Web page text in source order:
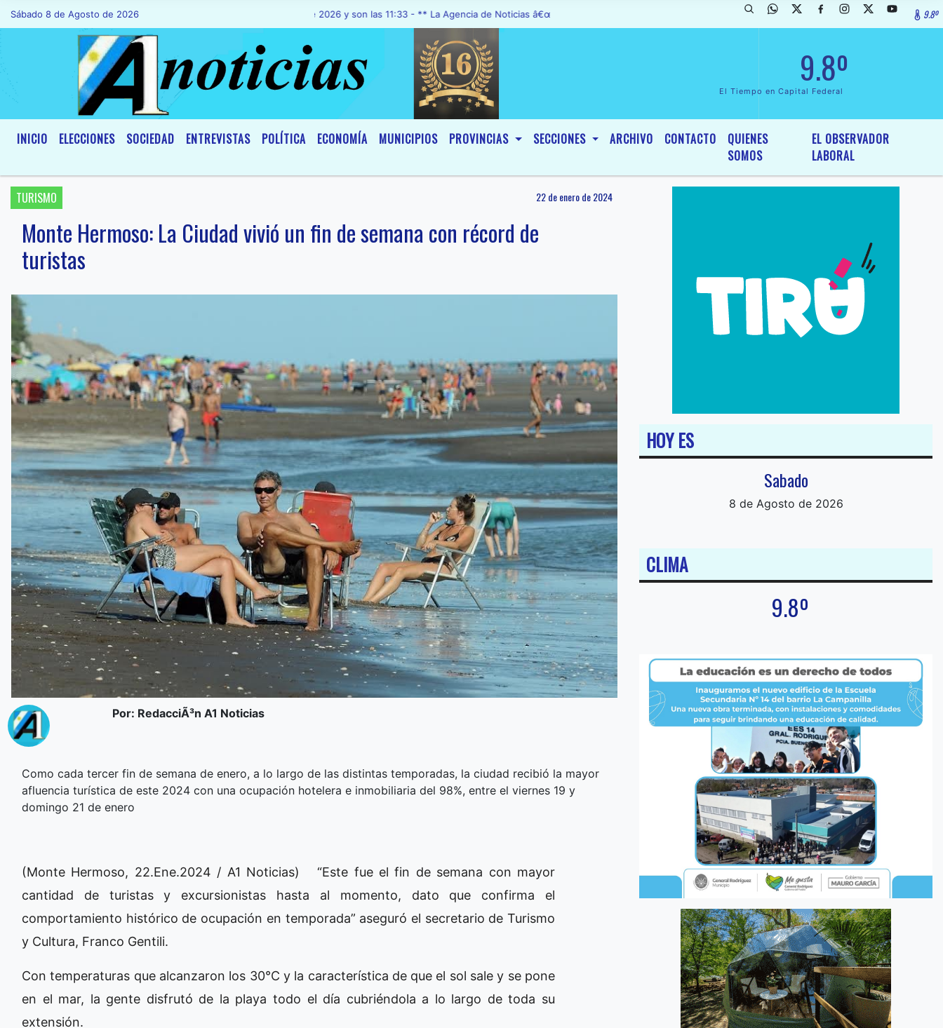
Sábado 8 de Agosto de 2026Hoy es Sábado 8 de Agosto de 2026 y son las 11:33 - ** La Agencia de Noticias â€œA1 Noticiasâ€, fue declarada de InterÃ©s General y Legislativo, por Ordenanza NÂº 6236/19 del9.8º
9.8º
El Tiempo en Capital Federal
INICIO ELECCIONES SOCIEDAD ENTREVISTAS POLÍTICA ECONOMÍA MUNICIPIOS PROVINCIAS SECCIONES ARCHIVO CONTACTO
QUIENES
SOMOS
EL OBSERVADOR
LABORAL
TURISMO 22 de enero de 2024
Monte Hermoso: La Ciudad vivió un fin de semana con récord de
turistas
Por: RedacciÃ³n A1 Noticias
Como cada tercer fin de semana de enero, a lo largo de las distintas temporadas, la ciudad recibió la mayor
afluencia turística de este 2024 con una ocupación hotelera e inmobiliaria del 98%, entre el viernes 19 y
domingo 21 de enero
(Monte Hermoso, 22.Ene.2024 / A1 Noticias) “Este fue el fin de semana con mayor
cantidad de turistas y excursionistas hasta al momento, dato que confirma el
comportamiento histórico de ocupación en temporada” aseguró el secretario de Turismo
y Cultura, Franco Gentili.
Con temperaturas que alcanzaron los 30°C y la característica de que el sol sale y se pone
en el mar, la gente disfrutó de la playa todo el día cubriéndola a lo largo de toda su
extensión.
HOY ES
Sabado
8 de Agosto de 2026
CLIMA
9.8º